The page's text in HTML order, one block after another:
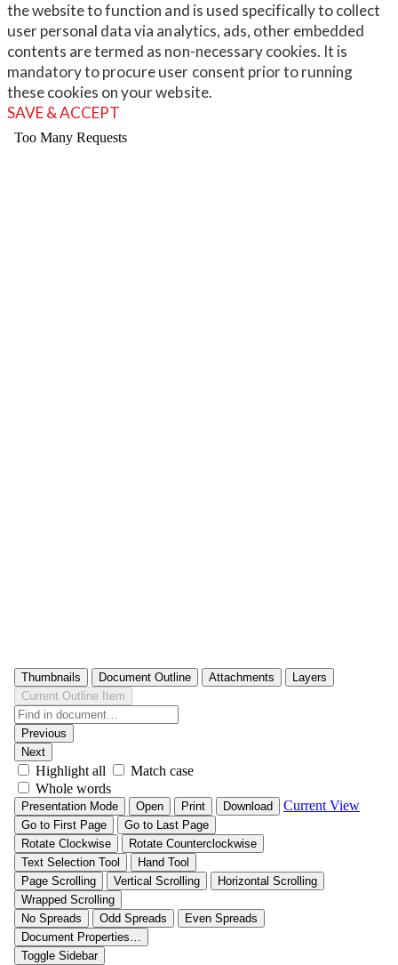
the website to function and is used specifically to collect
user personal data via analytics, ads, other embedded
contents are termed as non-necessary cookies. It is
mandatory to procure user consent prior to running
these cookies on your website.
SAVE & ACCEPT